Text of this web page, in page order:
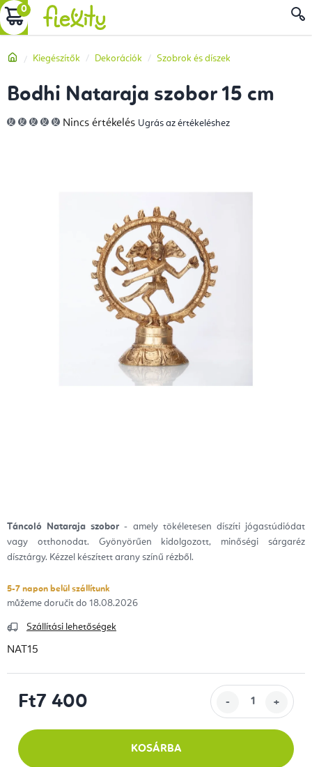
Ugrás
a
tartalomhoz
KOSÁR
Kezdőlap
Kiegészítők Dekorációk Szobrok és díszek
Táncoló Nataraja szobor - amely tökéletesen díszíti jógastúdiódat
vagy otthonodat. Gyönyörűen kidolgozott, minőségi sárgaréz
dísztárgy. Kézzel készített arany színű rézből.
5-7 napon belül szállítunk
18.08.2026
Szállítási lehetőségek
NAT15
Ft7 400
KOSÁRBA
Bodhi Nataraja szobor 15 cm
A
termék
Nincs értékelés Ugrás az értékeléshez